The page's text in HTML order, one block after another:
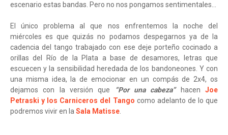
escenario estas bandas. Pero no nos pongamos sentimentales…
El único problema al que nos enfrentemos la noche del
miércoles es que quizás no podamos despegarnos ya de la
cadencia del tango trabajado con ese deje porteño cocinado a
orillas del Río de la Plata a base de desamores, letras que
escuecen y la sensibilidad heredada de los bandoneones. Y con
una misma idea, la de emocionar en un compás de 2x4, os
dejamos con la versión que
“Por una cabeza”hacenJoe
Petraski y los Carniceros del Tango como adelanto de lo que
podremos vivir en laSala Matisse.